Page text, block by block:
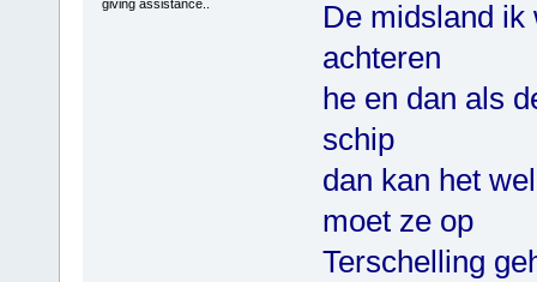
giving assistance..
De midsland ik
achteren
he en dan als
schip
dan kan het
moet ze op
Terschelling